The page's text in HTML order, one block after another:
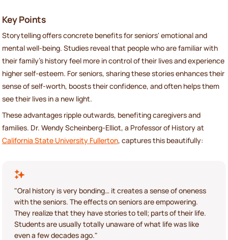
Key Points
Storytelling offers concrete benefits for seniors' emotional and
mental well-being. Studies reveal that people who are familiar with
their family’s history feel more in control of their lives and experience
higher self-esteem. For seniors, sharing these stories enhances their
sense of self-worth, boosts their confidence, and often helps them
see their lives in a new light.
These advantages ripple outwards, benefiting caregivers and
families. Dr. Wendy Scheinberg-Elliot, a Professor of History at
California State University Fullerton, captures this beautifully:
"Oral history is very bonding… it creates a sense of oneness
with the seniors. The effects on seniors are empowering.
They realize that they have stories to tell; parts of their life.
Students are usually totally unaware of what life was like
even a few decades ago."